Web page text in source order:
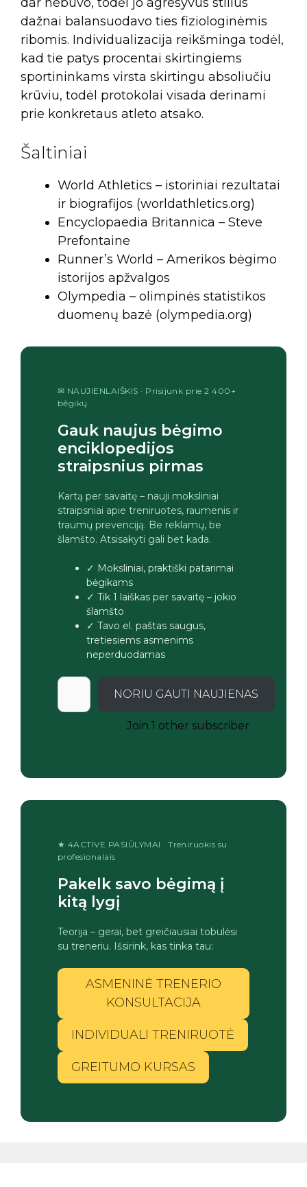
dažnai balansuodavo ties fiziologinėmis
ribomis. Individualizacija reikšminga todėl,
kad tie patys procentai skirtingiems
sportininkams virsta skirtingu absoliučiu
krūviu, todėl protokolai visada derinami
prie konkretaus atleto atsako.
Šaltiniai
World Athletics – istoriniai rezultatai
ir biografijos (worldathletics.org)
Encyclopaedia Britannica – Steve
Prefontaine
Runner’s World – Amerikos bėgimo
istorijos apžvalgos
Olympedia – olimpinės statistikos
duomenų bazė (olympedia.org)
✉ NAUJIENLAIŠKIS · Prisijunk prie 2 400+
bėgikų
Gauk naujus bėgimo
enciklopedijos
straipsnius pirmas
Kartą per savaitę – nauji moksliniai
straipsniai apie treniruotes, raumenis ir
traumų prevenciją. Be reklamų, be
šlamšto. Atsisakyti gali bet kada.
✓ Moksliniai, praktiški patarimai
bėgikams
✓ Tik 1 laiškas per savaitę – jokio
šlamšto
✓ Tavo el. paštas saugus,
tretiesiems asmenims
neperduodamas
NORIU GAUTI NAUJIENAS
Join 1 other subscriber
★ 4ACTIVE PASIŪLYMAI · Treniruokis su
profesionalais
Pakelk savo bėgimą į
kitą lygį
Teorija – gerai, bet greičiausiai tobulėsi
su treneriu. Išsirink, kas tinka tau:
ASMENINĖ TRENERIO
KONSULTACIJA
INDIVIDUALI TRENIRUOTĖ
GREITUMO KURSAS